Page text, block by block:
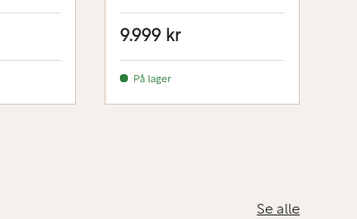
9.999 kr
På lager
Se alle